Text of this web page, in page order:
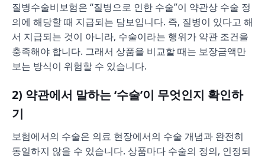
질병수술비보험은 “질병으로 인한 수술”이 약관상 수술 정
의에 해당할 때 지급되는 담보입니다. 즉, 질병이 있다고 해
서 지급되는 것이 아니라, 수술이라는 행위가 약관 조건을
충족해야 합니다. 그래서 상품을 비교할 때는 보장금액만
보는 방식이 위험할 수 있습니다.
2) 약관에서 말하는 ‘수술’이 무엇인지 확인하
기
보험에서의 수술은 의료 현장에서의 수술 개념과 완전히
동일하지 않을 수 있습니다. 상품마다 수술의 정의, 인정되